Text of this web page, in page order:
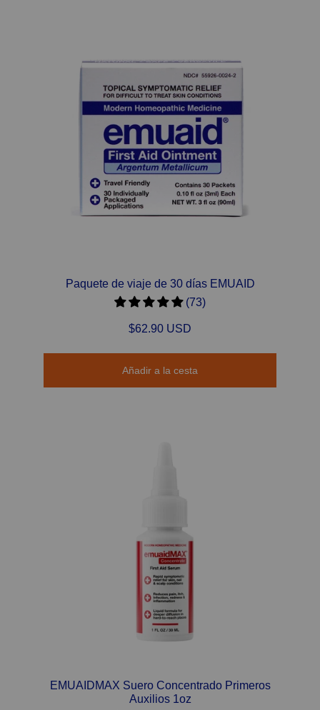
Paquete de viaje de 30 días EMUAID
(73)
$62.90 USD
Añadir a la cesta
EMUAIDMAX Suero Concentrado Primeros
Auxilios 1oz